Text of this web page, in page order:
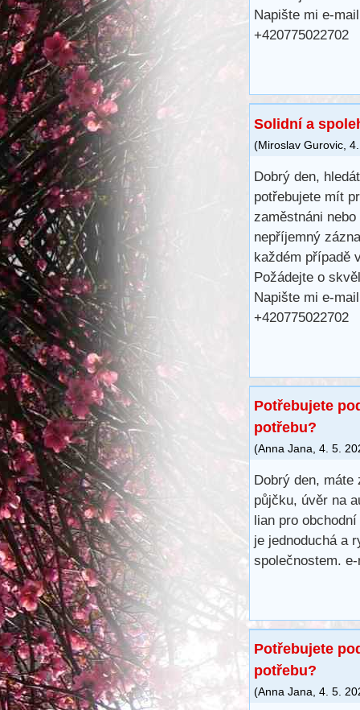
Napište mi e-
+420775022702
Solidní a
(Miroslav Gurovic
Dobrý den,
potřebujete mít
zaměstnáni
nepříjemný
každém případě
Požádejte o
Napište mi e-
+420775022702
Potřebujete
potřebu?
(Anna Jana 4. 5.
Dobrý den,
půjčku, úvěr na
lian pro
je jednoduchá a
společnostem.
Potřebujete
potřebu?
(Anna Jana 4. 5.